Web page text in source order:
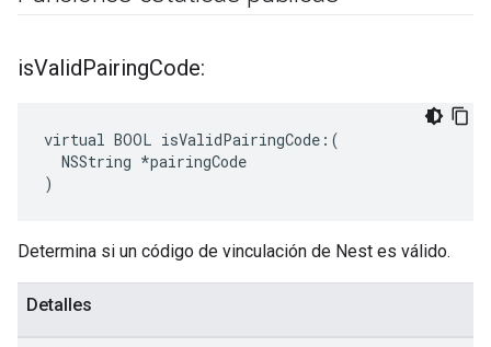
isValidPairingCode:
virtual BOOL isValidPairingCode:(
  NSString *pairingCode
)
Determina si un código de vinculación de Nest es válido.
Detalles